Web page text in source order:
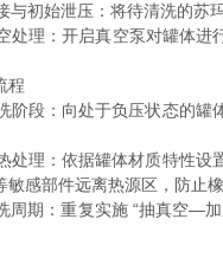
始泄压：将待清洗的苏玛
：开启真空泵对罐体进行
程​
段：向处于负压状态的罐体
理：依据罐体材质特性设置
敏感部件远离热源区，防止
期：重复实施 “抽真空—加